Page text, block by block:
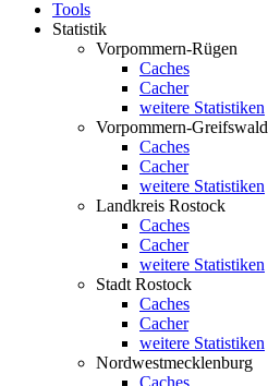
Tools
Statistik
Vorpommern-Rügen
Caches
Cacher
weitere Statistiken
Vorpommern-Greifswald
Caches
Cacher
weitere Statistiken
Landkreis Rostock
Caches
Cacher
weitere Statistiken
Stadt Rostock
Caches
Cacher
weitere Statistiken
Nordwestmecklenburg
Caches